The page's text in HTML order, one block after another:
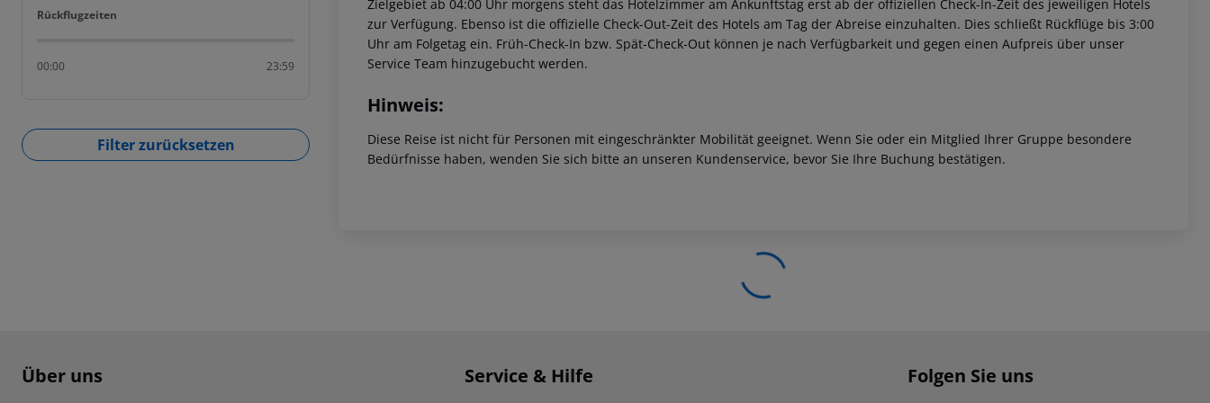
Rückflugzeiten
Rückflugzeiten
00:00 23:59
Filter zurücksetzen
Zielgebiet ab 04:00 Uhr morgens steht das Hotelzimmer am Ankunftstag erst ab der offiziellen Check-In-Zeit des jeweiligen Hotels
zur Verfügung. Ebenso ist die offizielle Check-Out-Zeit des Hotels am Tag der Abreise einzuhalten. Dies schließt Rückflüge bis 3:00
Uhr am Folgetag ein. Früh-Check-In bzw. Spät-Check-Out können je nach Verfügbarkeit und gegen einen Aufpreis über unser
Service Team hinzugebucht werden.
Hinweis:
Diese Reise ist nicht für Personen mit eingeschränkter Mobilität geeignet. Wenn Sie oder ein Mitglied Ihrer Gruppe besondere
Bedürfnisse haben, wenden Sie sich bitte an unseren Kundenservice, bevor Sie Ihre Buchung bestätigen.
Footer navigation
Über uns Service & Hilfe Folgen Sie uns